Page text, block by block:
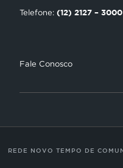
Telefone: (12) 2127 – 3000
Fale Conosco
REDE NOVO TEMPO DE